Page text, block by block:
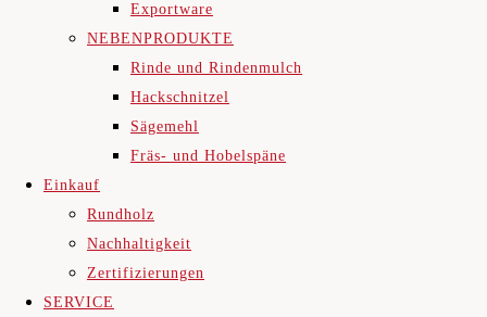
Exportware
NEBENPRODUKTE
Rinde und Rindenmulch
Hackschnitzel
Sägemehl
Fräs- und Hobelspäne
Einkauf
Rundholz
Nachhaltigkeit
Zertifizierungen
SERVICE